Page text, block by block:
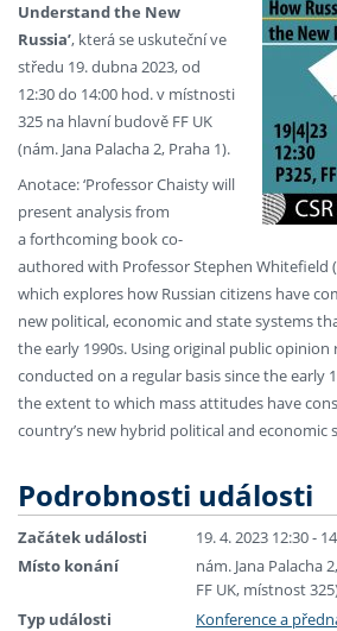
Understand the New
Russia’, která se uskuteční ve
středu 19. dubna 2023, od
12:30 do 14:00 hod. v místnosti
325 na hlavní budově FF UK
(nám. Jana Palacha 2, Praha 1).
Anotace: ‘Professor Chaisty will
present analysis from
a forthcoming book co-
authored with Professor Stephen Whitefield
which explores how Russian citizens have
new political, economic and state systems
the early 1990s. Using original public
conducted on a regular basis since the early
the extent to which mass attitudes have
country’s new hybrid political and economic
Podrobnosti události
Začátek události
19. 4. 2023 12:30 -
Místo konání
nám. Jana Palacha
FF UK, místnost
Typ události
Konference a